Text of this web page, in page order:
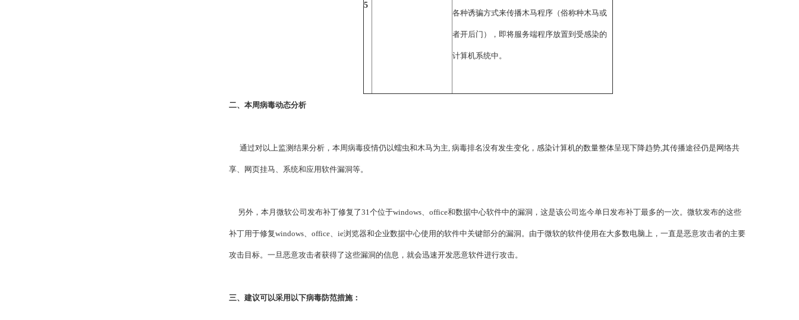
5
各种诱骗方式来传播木马程序（俗称种木马或
者开后门），即将服务端程序放置到受感染的
计算机系统中。
二、本周病毒动态分析
通过对以上监测结果分析，本周病毒疫情仍以蠕虫和木马为主, 病毒排名没有发生变化，感染计算机的数量整体呈现下降趋势,其传播途径仍是网络共
享、网页挂马、系统和应用软件漏洞等。
另外，本月微软公司发布补丁修复了31个位于windows、office和数据中心软件中的漏洞，这是该公司迄今单日发布补丁最多的一次。微软发布的这些
补丁用于修复windows、office、ie浏览器和企业数据中心使用的软件中关键部分的漏洞。由于微软的软件使用在大多数电脑上，一直是恶意攻击者的主要
攻击目标。一旦恶意攻击者获得了这些漏洞的信息，就会迅速开发恶意软件进行攻击。
三、建议可以采用以下病毒防范措施：